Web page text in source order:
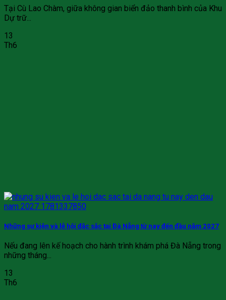
Tại Cù Lao Chàm, giữa không gian biển đảo thanh bình của Khu
Dự trữ...
13
Th6
Những sự kiện và lễ hội đặc sắc tại Đà Nẵng từ nay đến đầu năm 2027
Nếu đang lên kế hoạch cho hành trình khám phá Đà Nẵng trong
những tháng...
13
Th6